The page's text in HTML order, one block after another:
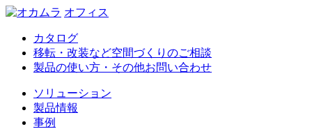
オフィス
カタログ
移転・改装など空間づくりのご相談
製品の使い方・その他お問い合わせ
ソリューション
製品情報
事例